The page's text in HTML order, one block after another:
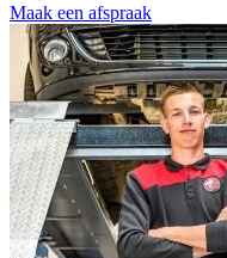
Maak een afspraak